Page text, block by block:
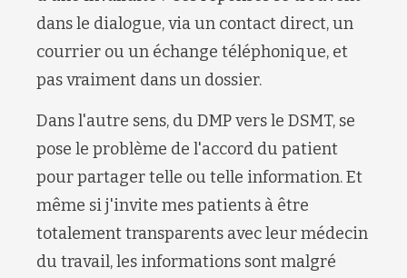
dans le dialogue, via un contact direct, un
courrier ou un échange téléphonique, et
pas vraiment dans un dossier.
Dans l'autre sens, du DMP vers le DSMT, se
pose le problème de l'accord du patient
pour partager telle ou telle information. Et
même si j'invite mes patients à être
totalement transparents avec leur médecin
du travail, les informations sont malgré